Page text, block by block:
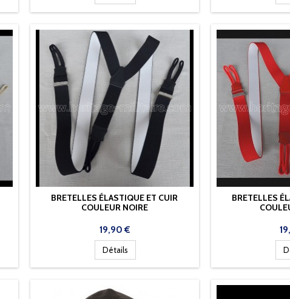
BRETELLES ÉLASTIQUE ET CUIR
COULEUR NOIRE
Prix
19,90 €
Détails
BRETELLES